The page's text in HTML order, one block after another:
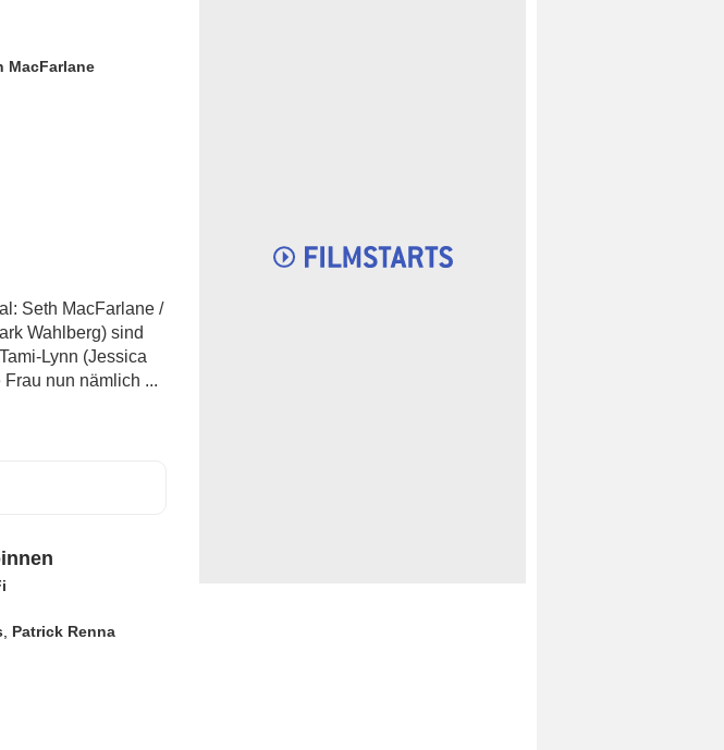
MacFarlane
Seth MacFarlane /
Wahlberg) sind
Lynn (Jessica
nun nämlich ...
Patrick Renna